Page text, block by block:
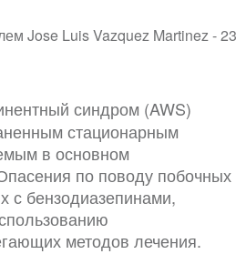
Jose Luis Vazquez Martinez -23
синдром (AWS)
стационарным
в основном
по поводу побочных
с бензодиазепинами,
методов лечения.